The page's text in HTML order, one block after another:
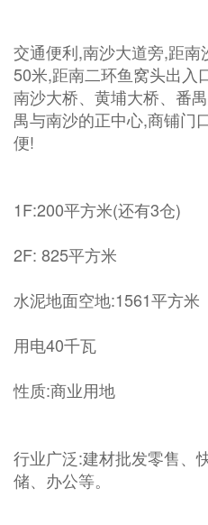
交通便利,南沙大道旁,距
50米,距南二环鱼窝头出入
南沙大桥、黄埔大桥、番
禺与南沙的正中心,商铺门
便!
1F:200平方米(还有3仓)
2F: 825平方米
水泥地面空地:1561平方米
用电40千瓦
性质:商业用地
行业广泛:建材批发零售、
储、办公等。